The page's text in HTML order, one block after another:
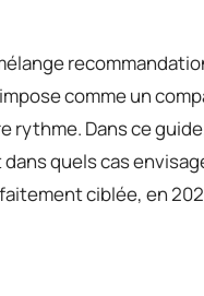
comme un
rythme. Dans ce
quels cas
ciblée, en